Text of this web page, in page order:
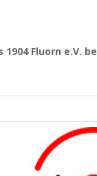
1904 Fluorn e.V.